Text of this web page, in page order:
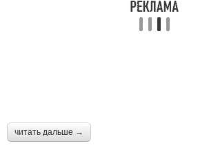
читать дальше →